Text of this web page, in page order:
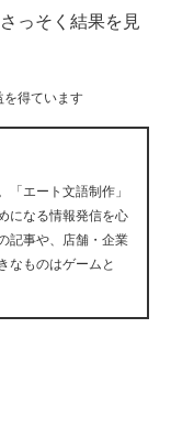
っそく結果を見
得ています
エート文語制作」
になる情報発信を心
記事や、店舗・企業
なものはゲームと